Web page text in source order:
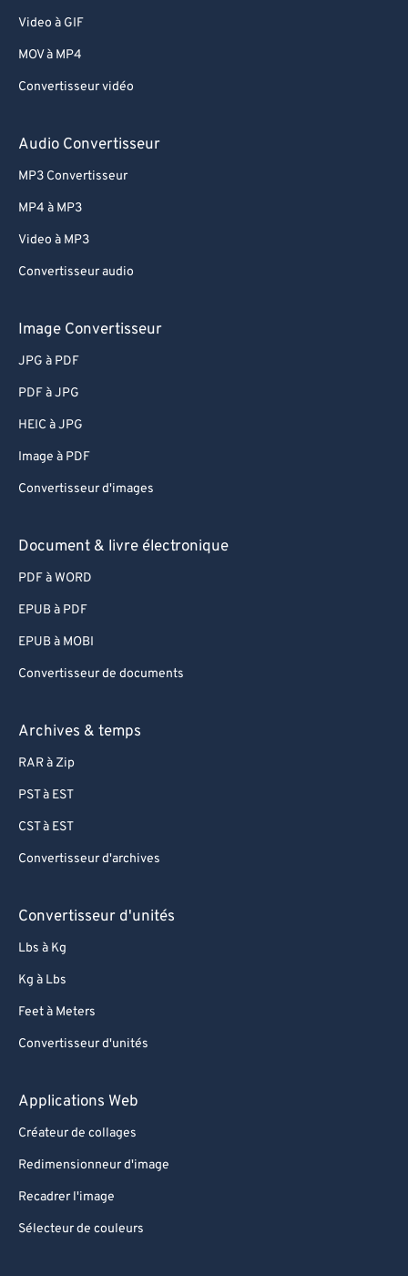
Video à GIF
MOV à MP4
Convertisseur vidéo
Audio Convertisseur
MP3 Convertisseur
MP4 à MP3
Video à MP3
Convertisseur audio
Image Convertisseur
JPG à PDF
PDF à JPG
HEIC à JPG
Image à PDF
Convertisseur d'images
Document & livre électronique
PDF à WORD
EPUB à PDF
EPUB à MOBI
Convertisseur de documents
Archives & temps
RAR à Zip
PST à EST
CST à EST
Convertisseur d'archives
Convertisseur d'unités
Lbs à Kg
Kg à Lbs
Feet à Meters
Convertisseur d'unités
Applications Web
Créateur de collages
Redimensionneur d'image
Recadrer l'image
Sélecteur de couleurs